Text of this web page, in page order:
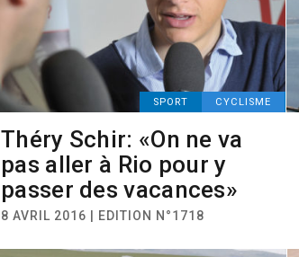
SPORT CYCLISME
Théry Schir: «On ne va
pas aller à Rio pour y
passer des vacances»
8 AVRIL 2016 | EDITION N°1718